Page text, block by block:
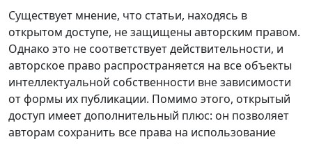
Существует мнение, что статьи, находясь в
открытом доступе, не защищены авторским правом.
Однако это не соответствует действительности, и
авторское право распространяется на все объекты
интеллектуальной собственности вне зависимости
от формы их публикации. Помимо этого, открытый
доступ имеет дополнительный плюс: он позволяет
авторам сохранить все права на использование